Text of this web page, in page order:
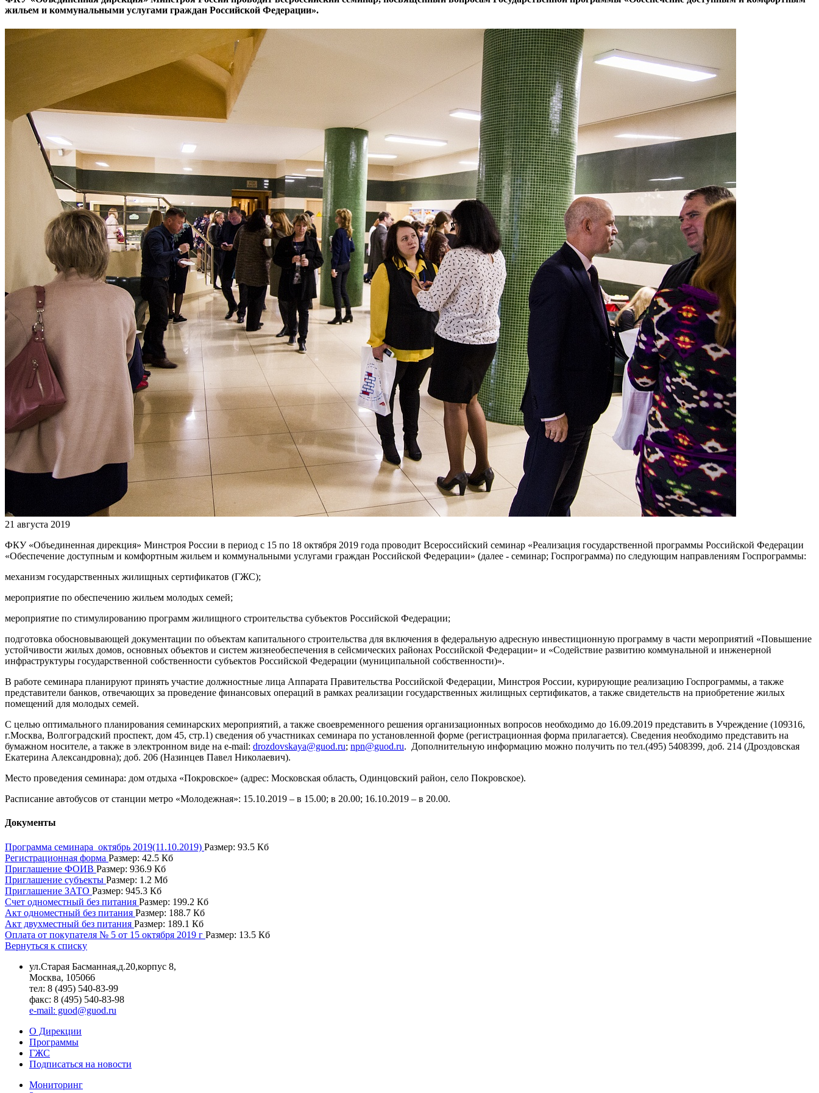
жильем и коммунальными услугами граждан Российской Федерации».
21 августа 2019
ФКУ «Объединенная дирекция» Минстроя России в период с 15 по 18 октября 2019 года проводит Всероссийский семинар «Реализация государственной программы Российской Федерации
«Обеспечение доступным и комфортным жильем и коммунальными услугами граждан Российской Федерации» (далее - семинар; Госпрограмма) по следующим направлениям Госпрограммы:
механизм государственных жилищных сертификатов (ГЖС);
мероприятие по обеспечению жильем молодых семей;
мероприятие по стимулированию программ жилищного строительства субъектов Российской Федерации;
подготовка обосновывающей документации по объектам капитального строительства для включения в федеральную адресную инвестиционную программу в части мероприятий «Повышение
устойчивости жилых домов, основных объектов и систем жизнеобеспечения в сейсмических районах Российской Федерации» и «Содействие развитию коммунальной и инженерной
инфраструктуры государственной собственности субъектов Российской Федерации (муниципальной собственности)».
В работе семинара планируют принять участие должностные лица Аппарата Правительства Российской Федерации, Минстроя России, курирующие реализацию Госпрограммы, а также
представители банков, отвечающих за проведение финансовых операций в рамках реализации государственных жилищных сертификатов, а также свидетельств на приобретение жилых
помещений для молодых семей.
С целью оптимального планирования семинарских мероприятий, а также своевременного решения организационных вопросов необходимо до 16.09.2019 представить в Учреждение (109316,
г.Москва, Волгоградский проспект, дом 45, стр.1) сведения об участниках семинара по установленной форме (регистрационная форма прилагается). Сведения необходимо представить на
бумажном носителе, а также в электронном виде на е-mail: drozdovskaya@guod.ru; npn@guod.ru. Дополнительную информацию можно получить по тел.(495) 5408399, доб. 214 (Дроздовская
Екатерина Александровна); доб. 206 (Назинцев Павел Николаевич).
Место проведения семинара: дом отдыха «Покровское» (адрес: Московская область, Одинцовский район, село Покровское).
Расписание автобусов от станции метро «Молодежная»: 15.10.2019 – в 15.00; в 20.00; 16.10.2019 – в 20.00.
Документы
Программа семинара_октябрь 2019(11.10.2019) Размер: 93.5 Кб
Регистрационная форма Размер: 42.5 Кб
Приглашение ФОИВ Размер: 936.9 Кб
Приглашение субъекты Размер: 1.2 Мб
Приглашение ЗАТО Размер: 945.3 Кб
Счет одноместный без питания Размер: 199.2 Кб
Акт одноместный без питания Размер: 188.7 Кб
Акт двухместный без питания Размер: 189.1 Кб
Оплата от покупателя № 5 от 15 октября 2019 г Размер: 13.5 Кб
Вернуться к списку
ул.Старая Басманная,д.20,корпус 8,
Москва, 105066
тел: 8 (495) 540-83-99
факс: 8 (495) 540-83-98
e-mail: guod@guod.ru
О Дирекции
Программы
ГЖС
Подписаться на новости
Мониторинг